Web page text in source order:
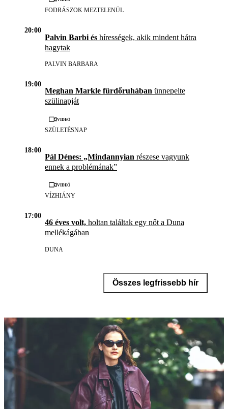
FODRÁSZOK MEZTELENÜL
20:00
Palvin Barbi és hírességek, akik mindent hátra
hagytak
PALVIN BARBARA
19:00
Meghan Markle fürdőruhában ünnepelte
szülinapját
Videó
SZÜLETÉSNAP
18:00
Pál Dénes: „Mindannyian részese vagyunk
ennek a problémának”
Videó
VÍZHIÁNY
17:00
46 éves volt, holtan találtak egy nőt a Duna
mellékágában
DUNA
Összes legfrissebb hír